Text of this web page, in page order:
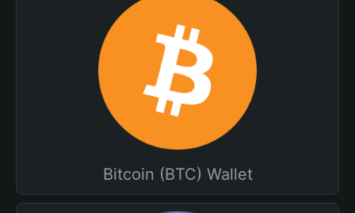
Bitcoin (BTC) Wallet